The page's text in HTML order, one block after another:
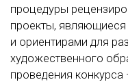
процедуры
проекты,
и ориентирами для
художественного
проведения